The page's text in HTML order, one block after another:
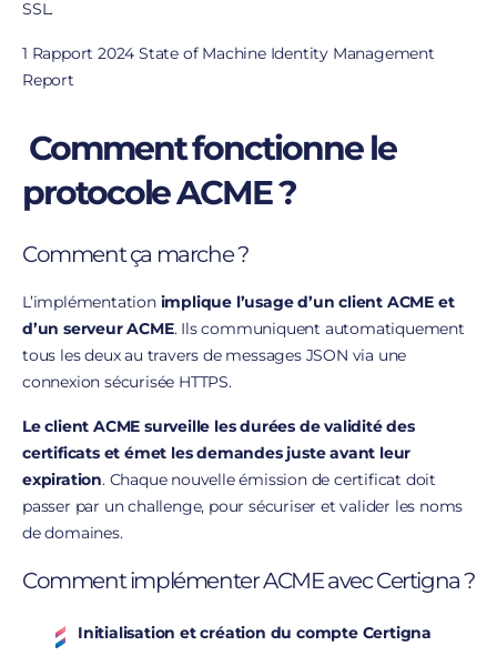
SSL.
1 Rapport 2024 State of Machine Identity Management
Report
Comment fonctionne le
protocole ACME ?
Comment ça marche ?
L’implémentation implique l’usage d’un client ACME et
d’un serveur ACME. Ils communiquent automatiquement
tous les deux au travers de messages JSON via une
connexion sécurisée HTTPS.
Le client ACME surveille les durées de validité des
certificats et émet les demandes juste avant leur
expiration. Chaque nouvelle émission de certificat doit
passer par un challenge, pour sécuriser et valider les noms
de domaines.
Comment implémenter ACME avec Certigna ?
Initialisation et création du compte Certigna